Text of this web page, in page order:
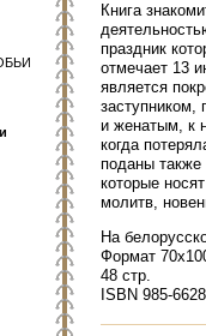
Книга
праздник
отмечает 13
является
заступником,
и женатым, к
когда
поданы также
которые
молитв,
На
Формат
48 cтр.
ISBN 985-